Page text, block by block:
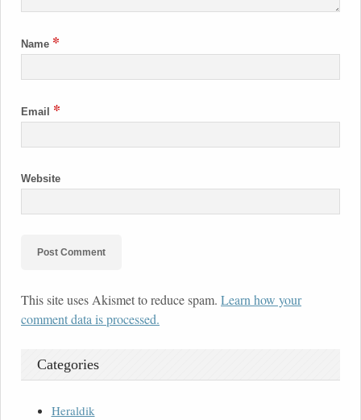
Name *
Email *
Website
This site uses Akismet to reduce spam. Learn how your
comment data is processed.
Categories
Heraldik